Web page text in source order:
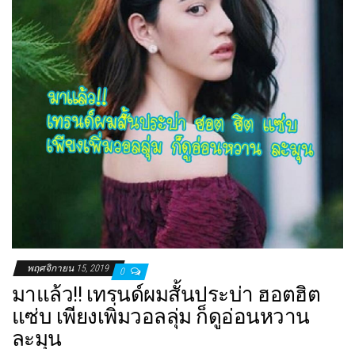
พฤศจิกายน 15, 2019 0
มาแล้ว!! เทรนด์ผมสั้นประบ่า ฮอตฮิต
แซ่บ เพียงเพิ่มวอลลุ่ม ก็ดูอ่อนหวาน
ละมุน